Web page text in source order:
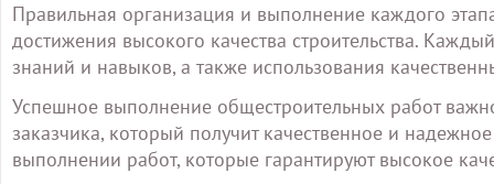
Правильная организация и выполнение каждого
достижения высокого качества строительства.
знаний и навыков, а также использования
Успешное выполнение общестроительных работ
заказчика, который получит качественное и
выполнении работ, которые гарантируют высокое